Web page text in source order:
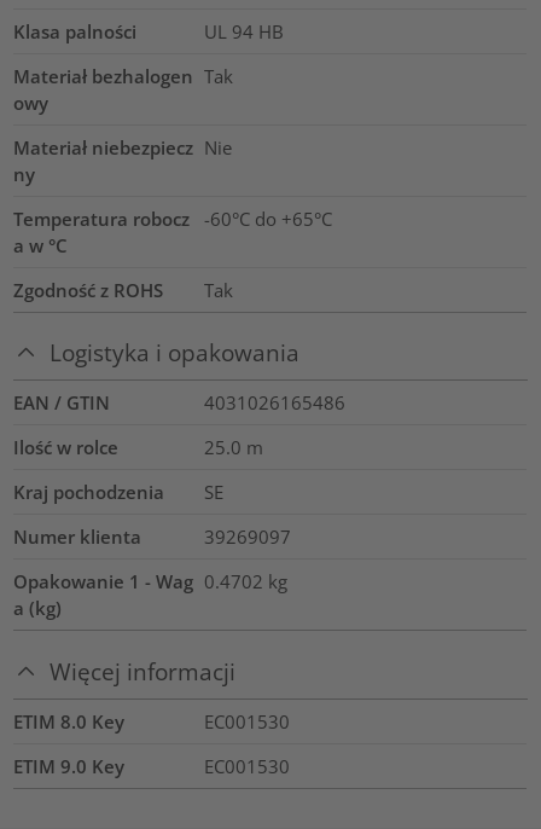
Klasa palności
UL 94 HB
Materiał bezhalogen
owy
Tak
Materiał niebezpiecz
ny
Nie
Temperatura robocz
a w °C
-60°C do +65°C
Zgodność z ROHS Tak
Logistyka i opakowania
EAN / GTIN
4031026165486
Ilość w rolce
25.0 m
Kraj pochodzenia
SE
Numer klienta
39269097
Opakowanie 1 - Wag
a (kg)
0.4702 kg
Więcej informacji
ETIM 8.0 Key
EC001530
ETIM 9.0 Key
EC001530